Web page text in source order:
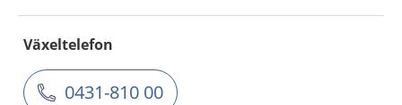
Växeltelefon
0431-810 00